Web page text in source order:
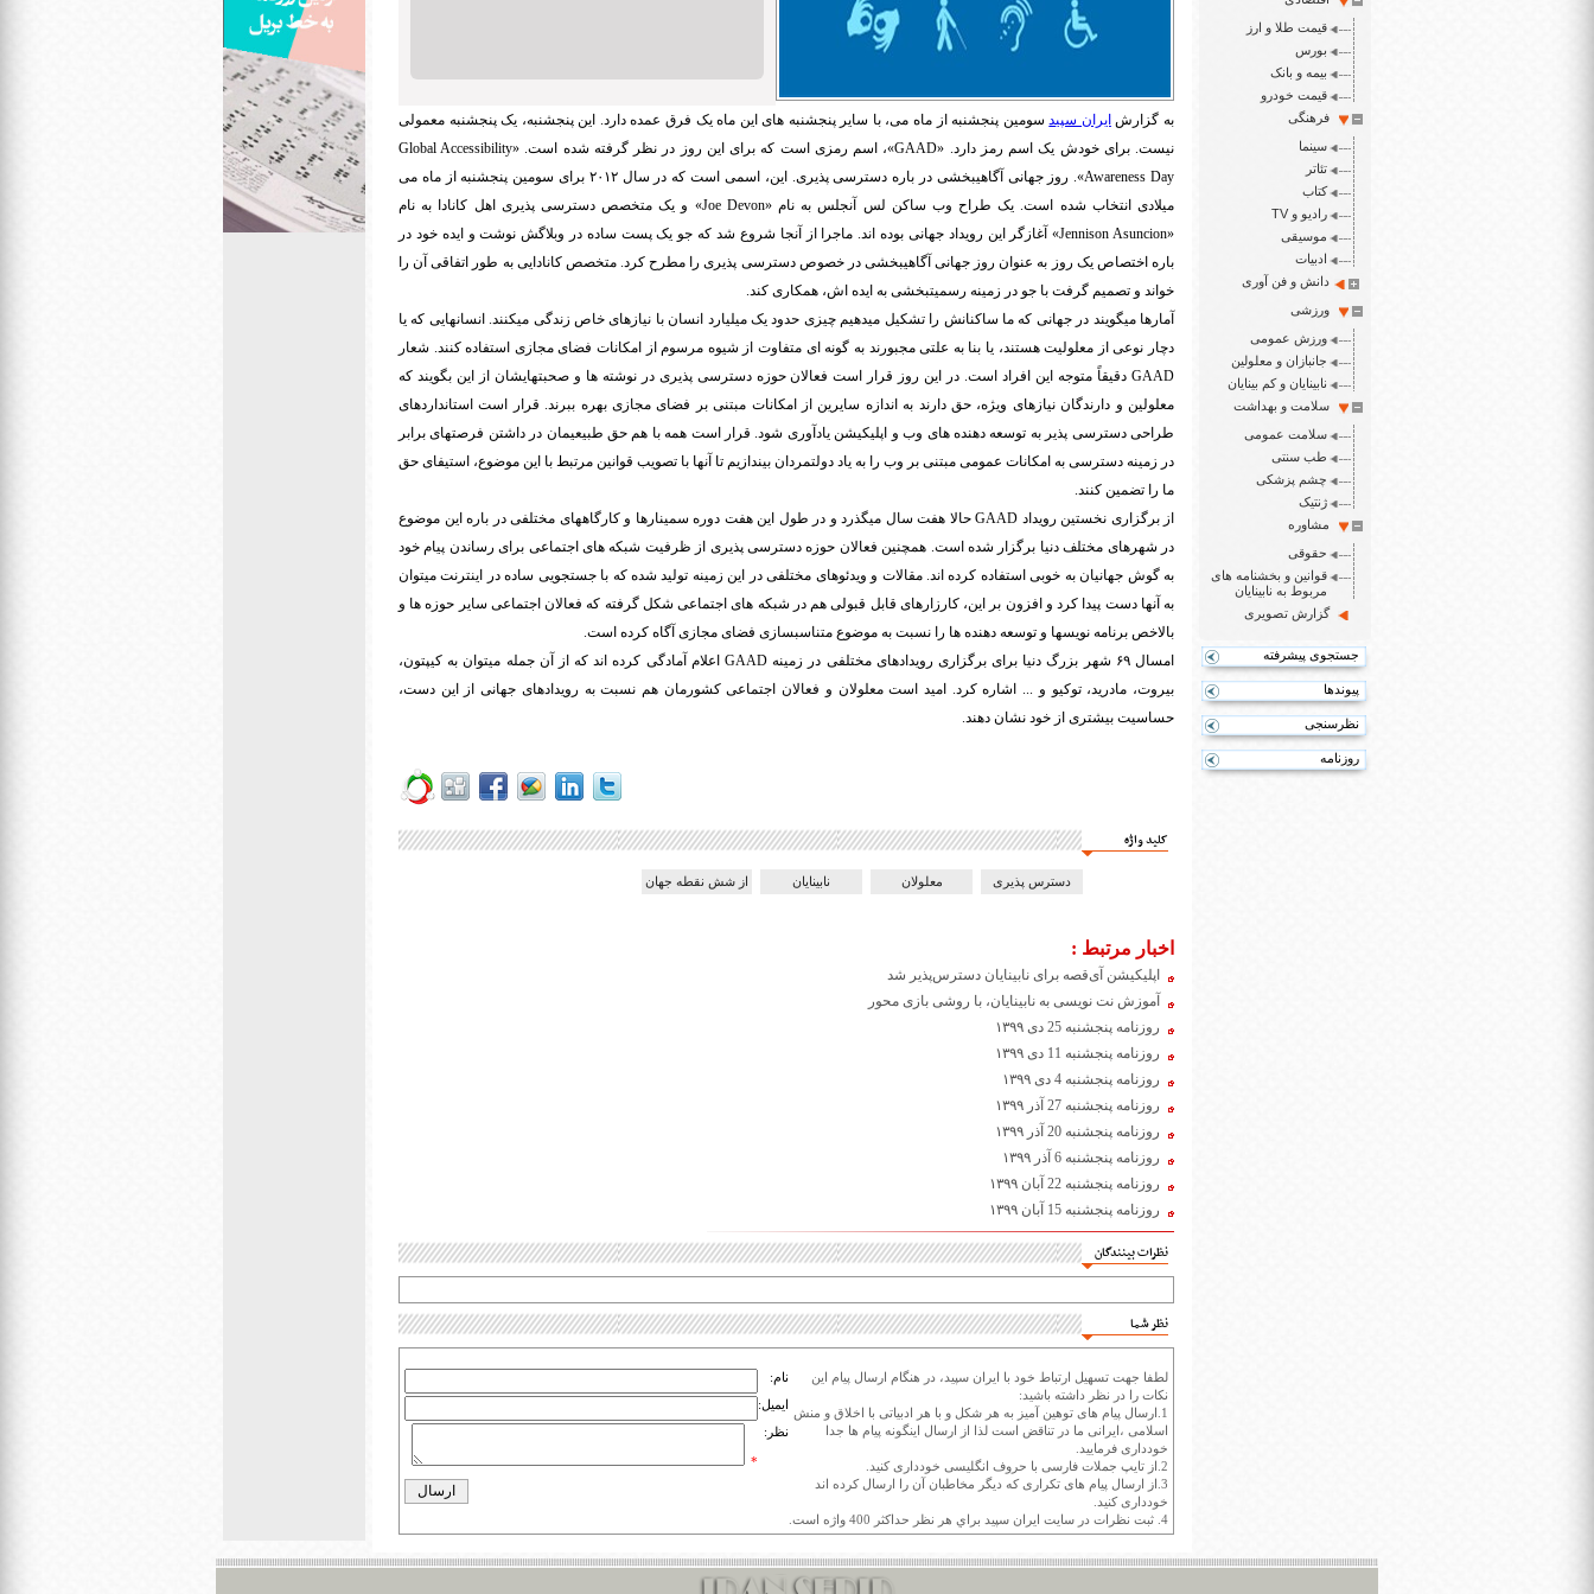
قیمت طلا و ارز
بورس
بیمه و بانک
قیمت خودرو
فرهنگی
سینما
تئاتر
کتاب
رادیو و TV
موسیقی
ادبیات
دانش و فن آوری
ورزشی
ورزش عمومی
جانبازان و معلولین
نابینایان و کم بینایان
سلامت و بهداشت
سلامت عمومی
طب سنتی
چشم پزشکی
ژنتیک
مشاوره
حقوقی
قوانین و بخشنامه های
مربوط به نابینایان
گزارش تصویری
جستجوی پیشرفته
پیوندها
نظرسنجی
روزنامه
به گزارش ایران سپیدسومین پنجشنبه از ماه می، با سایر پنجشنبه های این ماه یک فرق عمده دارد. این پنجشنبه، یک پنجشنبه معمولی
نیست. برای خودش یک اسم رمز دارد. «GAAD»، اسم رمزی است که برای این روز در نظر گرفته شده است. «Global Accessibility
Awareness Day
». روز جهانی آگاهیبخشی در باره دسترسی پذیری. این، اسمی است که در سال ۲۰۱۲ برای سومین پنجشنبه از ماه می
میلادی انتخاب شده است. یک طراح وب ساکن لس آنجلس به نام «Joe Devon» و یک متخصص دسترسی پذیری اهل کانادا به نام
«
Jennison Asuncion» آغازگر این رویداد جهانی بوده اند. ماجرا از آنجا شروع شد که جو یک پست ساده در وبلاگش نوشت و ایده خود در
باره اختصاص یک روز به عنوان روز جهانی آگاهیبخشی در خصوص دسترسی پذیری را مطرح کرد. متخصص کانادایی به طور اتفاقی آن را
خواند و تصمیم گرفت با جو در زمینه رسمیتبخشی به ایده اش، همکاری کند.
آمارها میگویند در جهانی که ما ساکنانش را تشکیل میدهیم چیزی حدود یک میلیارد انسان با نیازهای خاص زندگی میکنند. انسانهایی که یا
دچار نوعی از معلولیت هستند، یا بنا به علتی مجبورند به گونه ای متفاوت از شیوه مرسوم از امکانات فضای مجازی استفاده کنند. شعار
GAAD دقیقاً متوجه این افراد است. در این روز قرار است فعالان حوزه دسترسی پذیری در نوشته ها و صحبتهایشان از این بگویند که
معلولین و دارندگان نیازهای ویژه، حق دارند به اندازه سایرین از امکانات مبتنی بر فضای مجازی بهره ببرند. قرار است استانداردهای
طراحی دسترسی پذیر به توسعه دهنده های وب و اپلیکیشن یادآوری شود. قرار است همه با هم حق طبیعیمان در داشتن فرصتهای برابر
در زمینه دسترسی به امکانات عمومی مبتنی بر وب را به یاد دولتمردان بیندازیم تا آنها با تصویب قوانین مرتبط با این موضوع، استیفای حق
ما را تضمین کنند.
از برگزاری نخستین رویداد GAAD حالا هفت سال میگذرد و در طول این هفت دوره سمینارها و کارگاههای مختلفی در باره این موضوع
در شهرهای مختلف دنیا برگزار شده است. همچنین فعالان حوزه دسترسی پذیری از ظرفیت شبکه های اجتماعی برای رساندن پیام خود
به گوش جهانیان به خوبی استفاده کرده اند. مقالات و ویدئوهای مختلفی در این زمینه تولید شده که با جستجویی ساده در اینترنت میتوان
به آنها دست پیدا کرد و افزون بر این، کارزارهای قابل قبولی هم در شبکه های اجتماعی شکل گرفته که فعالان اجتماعی سایر حوزه ها و
بالاخص برنامه نویسها و توسعه دهنده ها را نسبت به موضوع متناسبسازی فضای مجازی آگاه کرده است.
امسال ۶۹ شهر بزرگ دنیا برای برگزاری رویدادهای مختلفی در زمینه
GAAD اعلام آمادگی کرده اند که از آن جمله میتوان به کیپتون،
بیروت، مادرید، توکیو و ... اشاره کرد. امید است معلولان و فعالان اجتماعی کشورمان هم نسبت به رویدادهای جهانی از این دست،
حساسیت بیشتری از خود نشان دهند.
کلید واژه
دسترس پذیری معلولان نابینایان از شش نقطه جهان
اخبار مرتبط :
اپلیکیشن آی‌قصه برای نابینایان دسترس‌پذیر شد
آموزش نت نویسی به نابینایان، با روشی بازی محور
روزنامه پنجشنبه 25 دی ۱۳۹۹
روزنامه پنجشنبه 11 دی ۱۳۹۹
روزنامه پنجشنبه 4 دی ۱۳۹۹
روزنامه پنجشنبه 27 آذر ۱۳۹۹
روزنامه پنجشنبه 20 آذر ۱۳۹۹
روزنامه پنجشنبه 6 آذر ۱۳۹۹
روزنامه پنجشنبه 22 آبان ۱۳۹۹
روزنامه پنجشنبه 15 آبان ۱۳۹۹
نظرات بینندگان
نظر شما
لطفا جهت تسهیل ارتباط خود با ایران سپید، در هنگام ارسال پیام این
نکات را در نظر داشته باشید:
1.ارسال پیام های توهین آمیز به هر شکل و با هر ادبیاتی با اخلاق و منش
اسلامی ،ایرانی ما در تناقض است لذا از ارسال اینگونه پیام ها جدا
خودداری فرمایید.
2.از تایپ جملات فارسی با حروف انگلیسی خودداری کنید.
3.از ارسال پیام های تکراری که دیگر مخاطبان آن را ارسال کرده اند
خودداری کنید.
4. ثبت نظرات در سايت ايران سپيد براي هر نظر حداکثر 400 واژه است.
نام:
ایمیل:
نظر:
*